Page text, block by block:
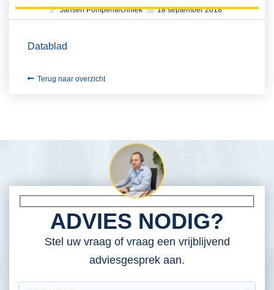
Jansen Pompentechniek 18 september 2018
Datablad
Terug naar overzicht
ADVIES NODIG?
Stel uw vraag of vraag een vrijblijvend
adviesgesprek aan.